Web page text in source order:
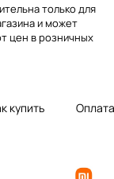
только для
и может
цен в розничных
купить Оплата